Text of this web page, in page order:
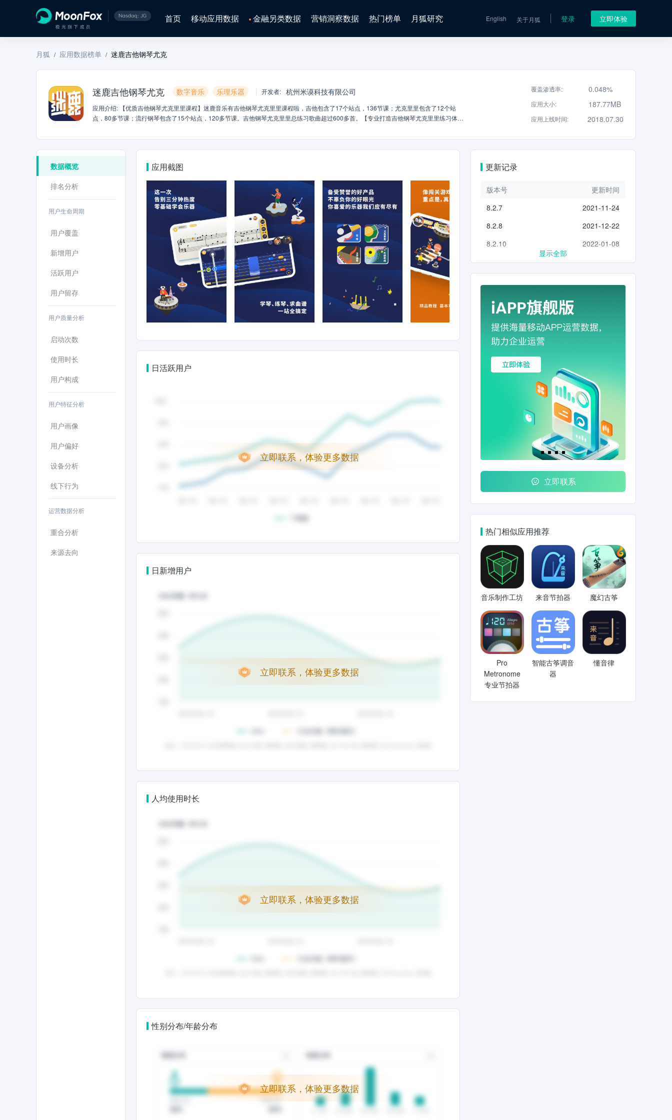
首页 移动应用数据 金融另类数据 营销洞察数据 热门榜单 月狐研究 English 关于月狐 登录 立即体验
月狐 / 应用数据榜单 / 迷鹿吉他钢琴尤克
迷鹿吉他钢琴尤克 数字音乐 乐理乐器 开发者: 杭州米谟科技有限公司
应用介绍: 【优质吉他钢琴尤克里里课程】迷鹿音乐有吉他钢琴尤克里里课程啦，吉他包含了17个站点，136节课；尤克里里包含了12个站
点，80多节课；流行钢琴包含了15个站点，120多节课。吉他钢琴尤克里里总练习歌曲超过600多首。【专业打造吉他钢琴尤克里里练习体
理全部囊括。【吉他钢琴尤克里里老师辅导】资深吉他钢琴尤克里里老师全程督学，反馈学习进度、跟进学习质量。每日吉他尤克里里钢琴干
他钢琴尤克里里调音器，让你每一次弹奏都很好听。4、原创热门歌曲吉他钢琴尤克里里谱，想要的歌曲都能找到。5、智能精准AI音乐识别系
覆盖渗透率: 0.048%
应用大小: 187.77MB
应用上线时间: 2018.07.30
数据概览
排名分析
用户生命周期
用户覆盖
新增用户
活跃用户
用户留存
用户质量分析
启动次数
使用时长
用户构成
用户特征分析
用户画像
用户偏好
设备分析
线下行为
运营数据分析
重合分析
来源去向
应用截图
日活跃用户
立即联系，体验更多数据
日新增用户
立即联系，体验更多数据
人均使用时长
立即联系，体验更多数据
性别分布/年龄分布
立即联系，体验更多数据
更新记录
版本号
更新时间
8.2.7
2021-11-24
8.2.8
2021-12-22
8.2.10
2022-01-08
显示全部
立即联系
热门相似应用推荐
音乐制作工坊 来音节拍器 魔幻古筝
Pro
Metronome
专业节拍器
智能古筝调音
器
懂音律